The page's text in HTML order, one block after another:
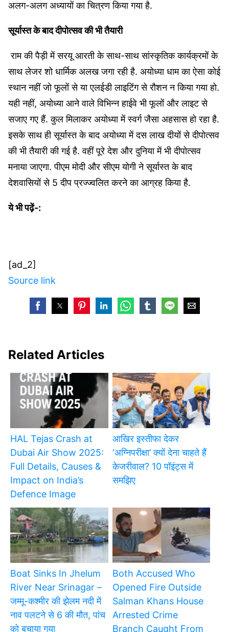
अलग-अलग अध्यायों का चित्रण किया गया है.
सूर्यास्त के बाद दीपोत्सव की भी तैयारी
राम की पैड़ी में सरयू आरती के साथ-साथ सांस्कृतिक कार्यक्रमों के
साथ लेजर शो धार्मिक अलख जगा रही है. अयोध्या धाम का ऐसा कोई
स्थान नहीं जो फूलों से या एलईडी लाइटिंग से रौशन न किया गया हो.
यही नहीं, अयोध्या आने वाले विभिन्न हाईवे भी फूलों और लाइट से
सजाए गए हैं. कुल मिलाकर अयोध्या में स्वर्ग जैसा अहसास हो रहा है.
इसके साथ ही सूर्यास्त के बाद अयोध्या में दस लाख दीयों से दीपोत्सव
की भी तैयारी की गई है. वहीं पूरे देश और दुनिया में भी दीपोत्सव
मनाया जाएगा. पीएम मोदी और सीएम योगी ने सूर्यास्त के बाद
देशवासियों से 5 दीप प्रज्ज्वलित करने का आग्रह किया है.
ये भी पढ़ें-:
[ad_2]
Source link
Related Articles
HAL Tejas Crash at
Dubai Air Show 2025:
Full Details, Causes &
Impact on India’s
Defence Image
आखिर इस्तीफा देकर
‘अग्निपरीक्षा’ क्यों देना चाहते हैं
केजरीवाल? 10 पॉइंट्स में
समझिए
Boat Sinks In Jhelum
River Near Srinagar –
जम्मू-कश्मीर की झेलम नदी में
नाव पलटने से 6 की मौत, पांच
को बचाया गया
Both Accused Who
Opened Fire Outside
Salman Khans House
Arrested Crime
Branch Caught From